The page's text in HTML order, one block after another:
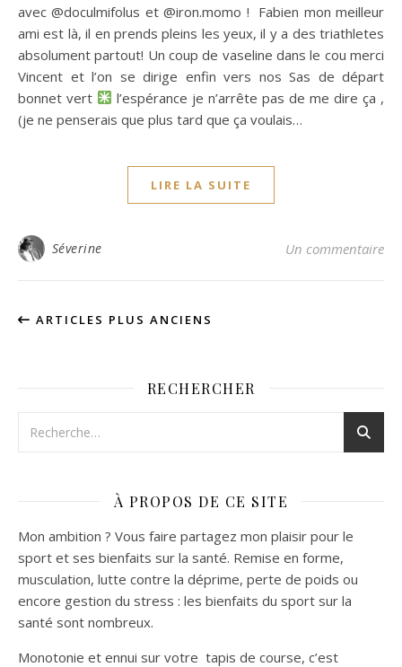
avec @doculmifolus et @iron.momo ! Fabien mon meilleur
ami est là, il en prends pleins les yeux, il y a des triathletes
absolument partout! Un coup de vaseline dans le cou merci
Vincent et l’on se dirige enfin vers nos Sas de départ
bonnet vert
l’espérance je n’arrête pas de me dire ça ,
(je ne penserais que plus tard que ça voulais…
LIRE LA SUITE
Séverine Un commentaire
ARTICLES PLUS ANCIENS
RECHERCHER
À PROPOS DE CE SITE
Mon ambition ? Vous faire partagez mon plaisir pour le
sport et ses bienfaits sur la santé. Remise en forme,
musculation, lutte contre la déprime, perte de poids ou
encore gestion du stress : les bienfaits du sport sur la
santé sont nombreux.
Monotonie et ennui sur votre tapis de course, c’est